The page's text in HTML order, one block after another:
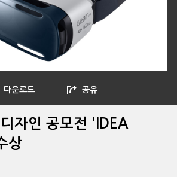
다운로드 공유
자인 공모전 'IDEA
상